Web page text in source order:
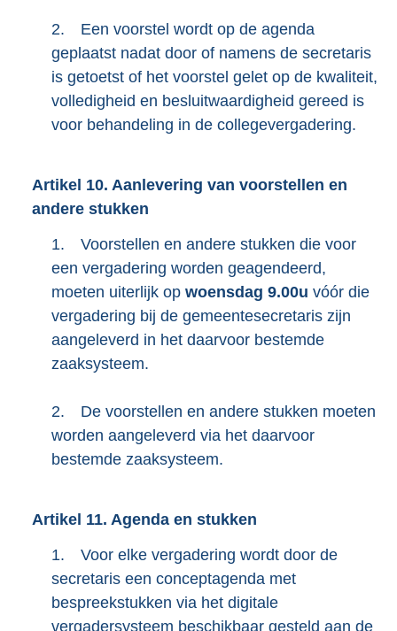
2.
Een voorstel wordt op de agenda
geplaatst nadat door of namens de secretaris
is getoetst of het voorstel gelet op de kwaliteit,
volledigheid en besluitwaardigheid gereed is
voor behandeling in de collegevergadering.
Artikel 10. Aanlevering van voorstellen en
andere stukken
1.
Voorstellen en andere stukken die voor
een vergadering worden geagendeerd,
moeten uiterlijk op woensdag 9.00u vóór die
vergadering bij de gemeentesecretaris zijn
aangeleverd in het daarvoor bestemde
zaaksysteem.
2.
De voorstellen en andere stukken moeten
worden aangeleverd via het daarvoor
bestemde zaaksysteem.
Artikel 11. Agenda en stukken
1.
Voor elke vergadering wordt door de
secretaris een conceptagenda met
bespreekstukken via het digitale
vergadersysteem beschikbaar gesteld aan de